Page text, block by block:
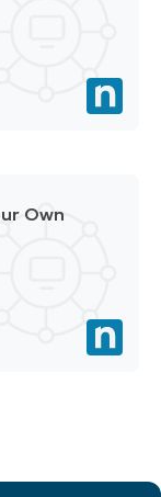
Own